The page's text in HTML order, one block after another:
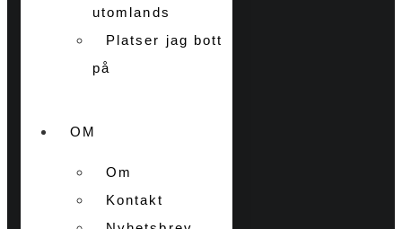
utomlands
Platser jag bott
på
OM
Om
Kontakt